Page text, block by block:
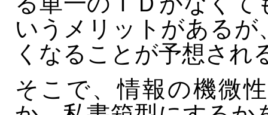
いうメリットがある
くなることが予想され
そこで、情報の機微